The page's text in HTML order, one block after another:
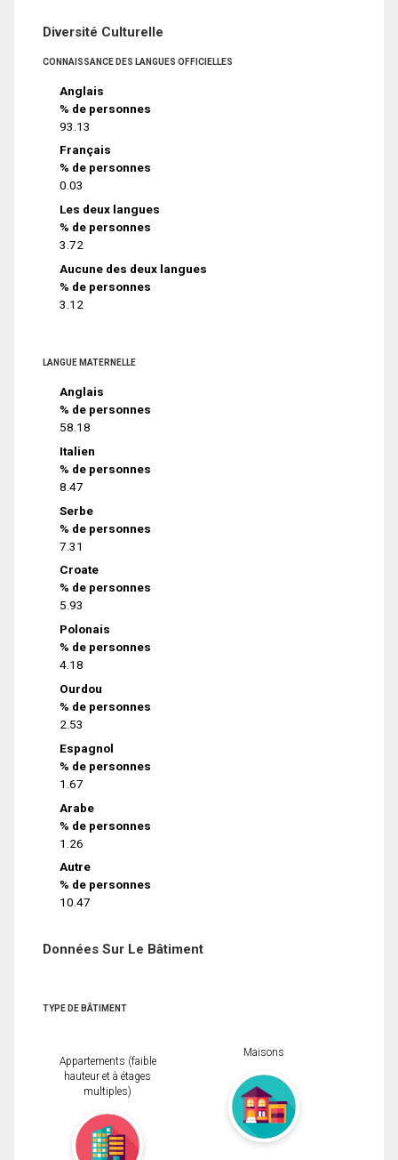
Diversité Culturelle
CONNAISSANCE DES LANGUES OFFICIELLES
Anglais
% de personnes
93.13
Français
% de personnes
0.03
Les deux langues
% de personnes
3.72
Aucune des deux langues
% de personnes
3.12
LANGUE MATERNELLE
Anglais
% de personnes
58.18
Italien
% de personnes
8.47
Serbe
% de personnes
7.31
Croate
% de personnes
5.93
Polonais
% de personnes
4.18
Ourdou
% de personnes
2.53
Espagnol
% de personnes
1.67
Arabe
% de personnes
1.26
Autre
% de personnes
10.47
Données Sur Le Bâtiment
TYPE DE BÂTIMENT
Appartements (faible
hauteur et à étages
multiples)
Maisons